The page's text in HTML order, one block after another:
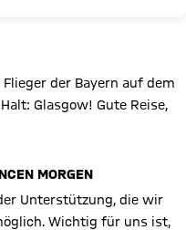
der Bayern auf dem
Glasgow! Gute Reise,
MORGEN
Unterstützung, die wir
Wichtig für uns ist,